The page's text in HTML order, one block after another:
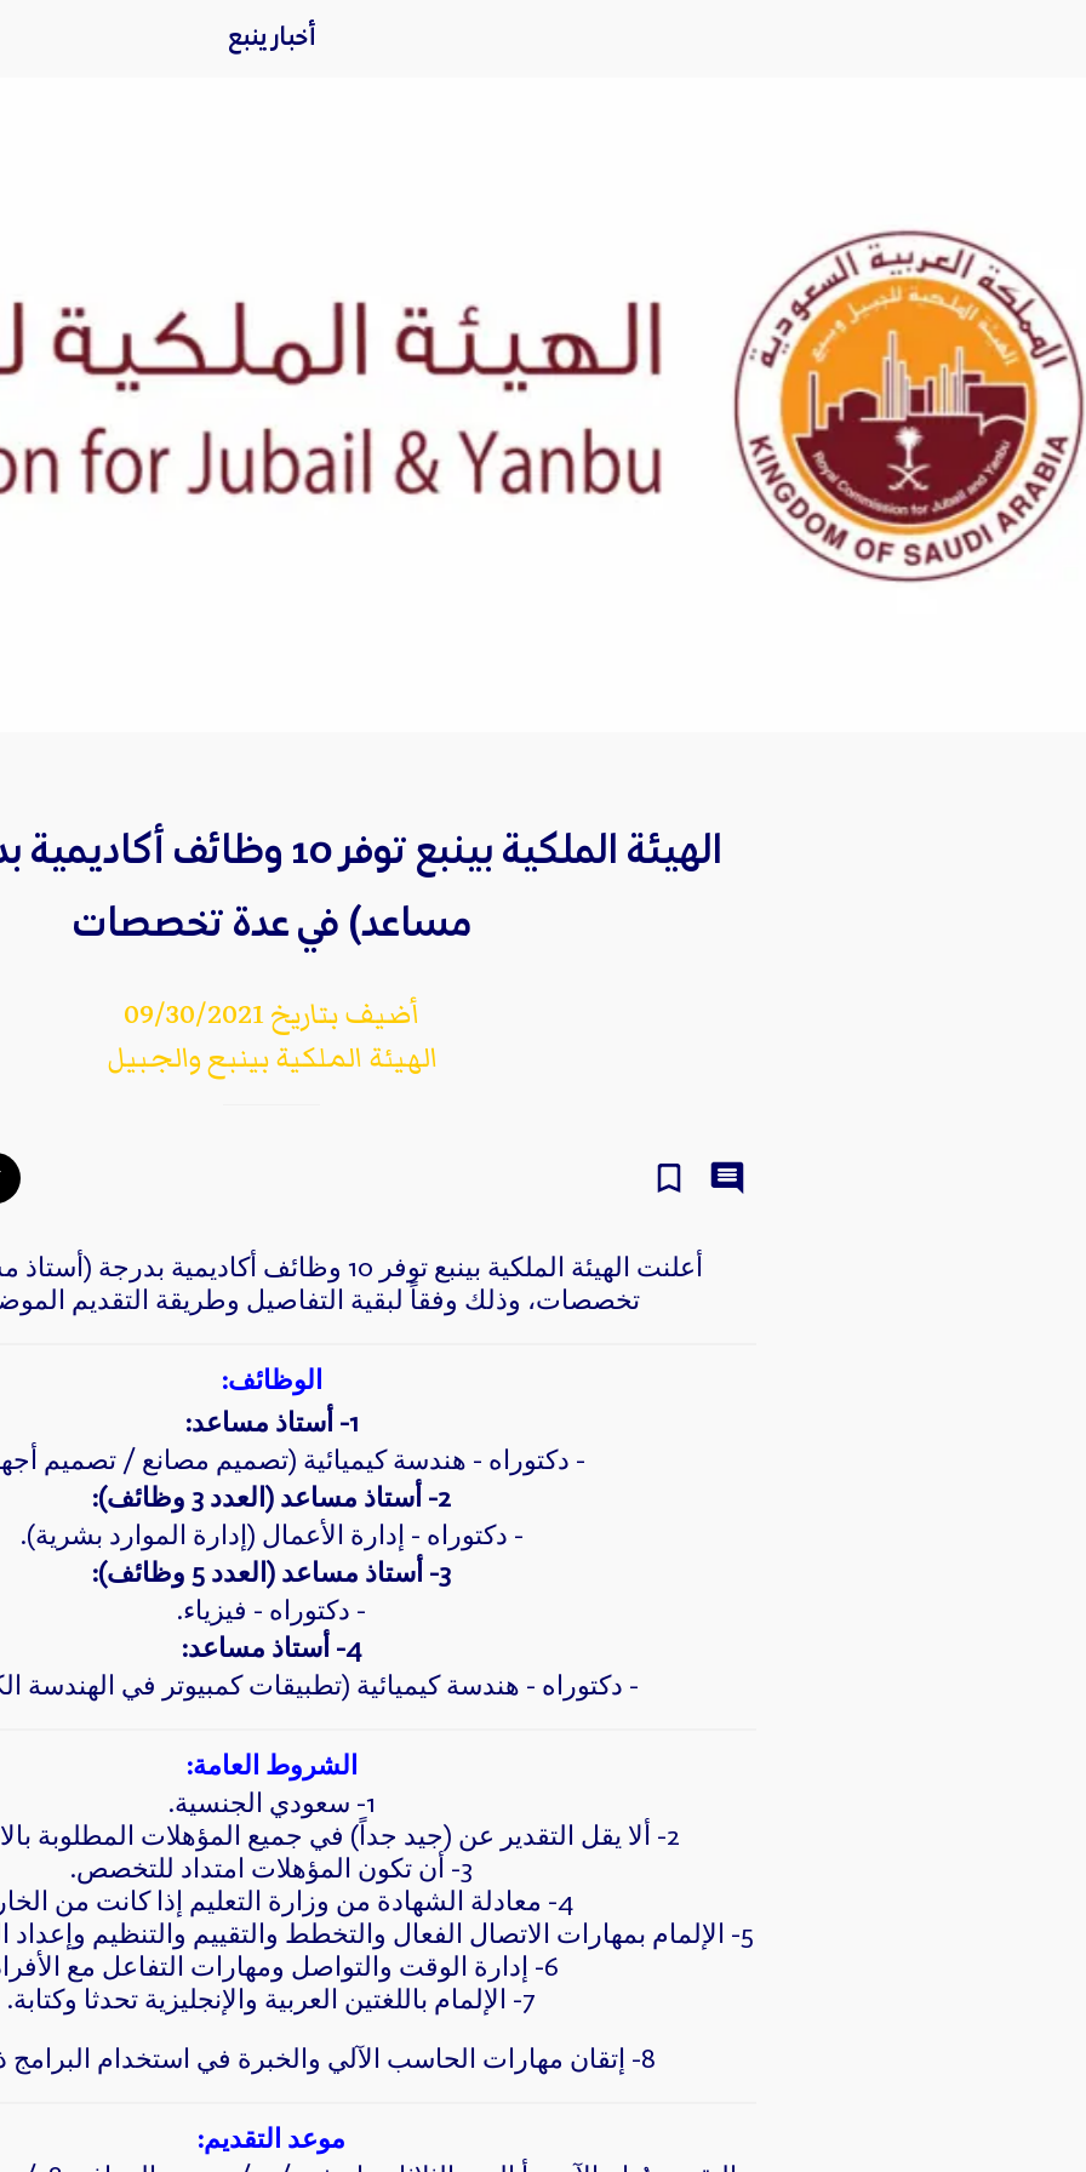
أخبار ينبع
الهيئة الملكية بينبع توفر 10
مساعد) في عدة تخصصات
أضيف بتاريخ 09/30/2021
الهيئة الملكية بينبع والجبيل
أعلنت الهيئة الملكية بينبع توفر 10 وظائف أكاديمية
تخصصات، وذلك وفقاً لبقية التفاصيل وطريقة التقديم
الوظائف:
1- أستاذ مساعد:
- دكتوراه - هندسة كيميائية (تصميم مصانع / تصميم
2- أستاذ مساعد (العدد 3 وظائف):
- دكتوراه - إدارة الأعمال (إدارة الموارد بشرية).
3- أستاذ مساعد (العدد 5 وظائف):
- دكتوراه - فيزياء.
4- أستاذ مساعد:
- دكتوراه - هندسة كيميائية (تطبيقات كمبيوتر في الهندسة
الشروط العامة:
1- سعودي الجنسية.
2- ألا يقل التقدير عن (جيد جداً) في جميع المؤهلات المطلوبة بالانتظام الكلي.
3- أن تكون المؤهلات امتداد للتخصص.
4- معادلة الشهادة من وزارة التعليم إذا كانت من الخارج.
5- الإلمام بمهارات الاتصال الفعال والتخطط والتقييم والتنظيم وإعداد الدراسات التنظيمية.
6- إدارة الوقت والتواصل ومهارات التفاعل مع الأفراد.
7- الإلمام باللغتين العربية والإنجليزية تحدثا وكتابة.
8- إتقان مهارات الحاسب الآلي والخبرة في استخدام البرامج ذات الصلة.
موعد التقديم: